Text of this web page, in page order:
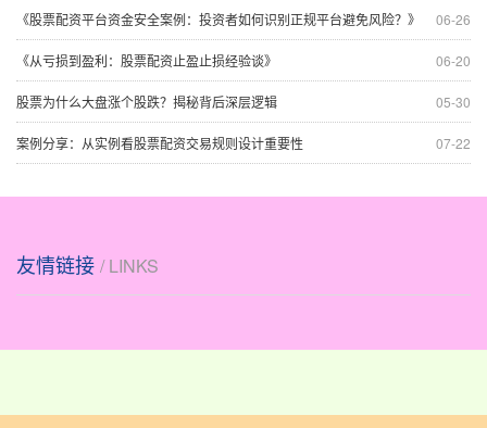
06-26
《股票配资平台资金安全案例：投资者如何识别正规平台避免风险？》
06-20
《从亏损到盈利：股票配资止盈止损经验谈》
05-30
股票为什么大盘涨个股跌？揭秘背后深层逻辑
07-22
案例分享：从实例看股票配资交易规则设计重要性
友情链接 / LINKS